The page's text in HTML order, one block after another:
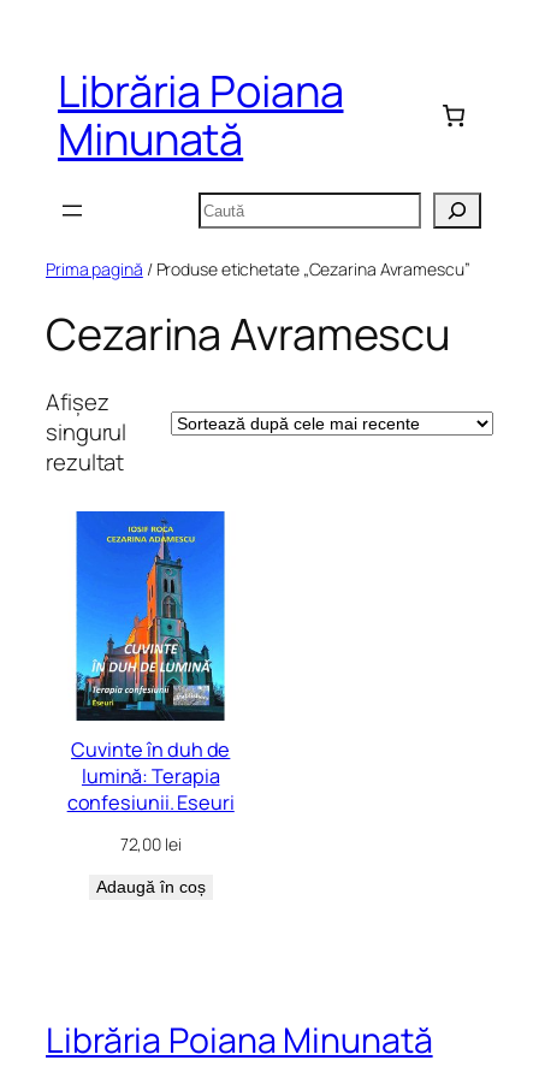
conținutLibrăria Poiana
Minunată
Caută
Prima pagină / Produse etichetate „Cezarina Avramescu”
Cezarina Avramescu
Afișez
singurul
rezultat
Cuvinte în duh de
lumină: Terapia
confesiunii. Eseuri
72,00 lei
Adaugă în coș
Librăria Poiana Minunată